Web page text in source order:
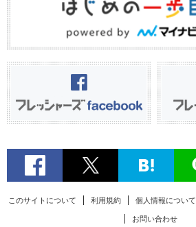
このサイトについて 利用規約 個人情報について
お問い合わせ